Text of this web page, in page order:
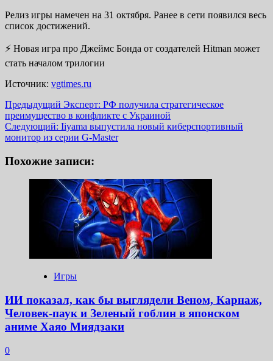
Релиз игры намечен на 31 октября. Ранее в сети появился весь
список достижений.
⚡️ Новая игра про Джеймс Бонда от создателей Hitman может
стать началом трилогии
Источник: vgtimes.ru
Навигация
записи
Предыдущий Эксперт: РФ получила стратегическое
преимущество в конфликте с Украиной
Следующий: Iiyama выпустила новый киберспортивный
монитор из серии G-Master
Похожие записи:
Игры
ИИ показал, как бы выглядели Веном, Карнаж,
Человек-паук и Зеленый гоблин в японском
аниме Хаяо Миядзаки
0